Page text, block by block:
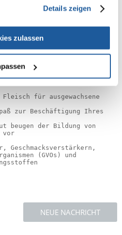
Details zeigen
zulassendie Bildung von
und verhindern die Bildung
ohne unschöne Rückstände
für ausgewachsene
zur Beschäftigung Ihres
beugen der Bildung von
vor
Geschmacksverstärkern,
(GVOs) und
NEUE NACHRICHT